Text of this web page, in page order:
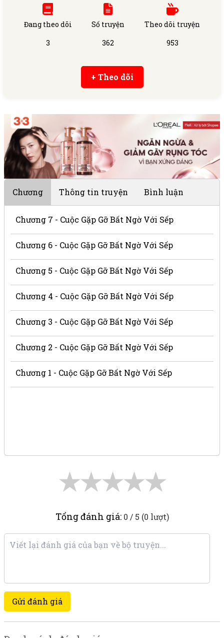
Đang theo dõi
3
Số truyện
362
Theo dõi truyện
953
+ Theo dõi
Chương Thông tin truyện Bình luận
Chương 7 - Cuộc Gặp Gỡ Bất Ngờ Với Sếp
Chương 6 - Cuộc Gặp Gỡ Bất Ngờ Với Sếp
Chương 5 - Cuộc Gặp Gỡ Bất Ngờ Với Sếp
Chương 4 - Cuộc Gặp Gỡ Bất Ngờ Với Sếp
Chương 3 - Cuộc Gặp Gỡ Bất Ngờ Với Sếp
Chương 2 - Cuộc Gặp Gỡ Bất Ngờ Với Sếp
Chương 1 - Cuộc Gặp Gỡ Bất Ngờ Với Sếp
★
★
★
★
★
Tổng đánh giá: 0 / 5 (0 lượt)
Gửi đánh giá